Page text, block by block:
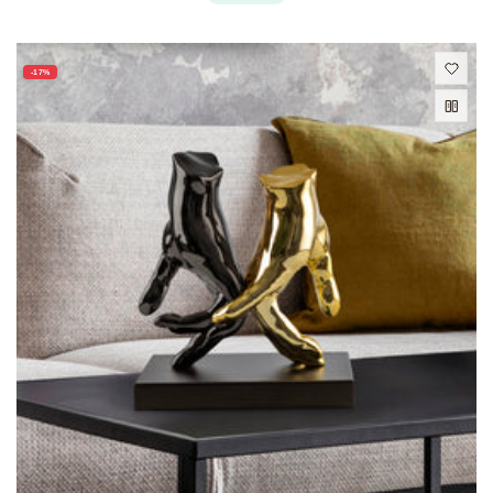
oferta
-17%